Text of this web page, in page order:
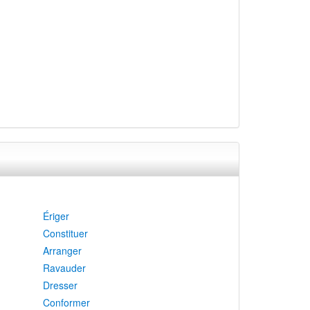
Ériger
Constituer
Arranger
Ravauder
Dresser
Conformer